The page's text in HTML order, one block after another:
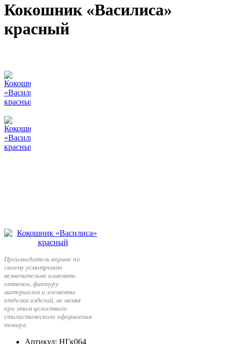
Кокошник «Василиса»
красный
Производитель вправе по
своему усмотрению
незначительно изменять
оттенок, фактуру
материалов и элементы
отделки изделий, не меняя
при этом целостного
стилистического оформления
товара.
Артикул: НГк064